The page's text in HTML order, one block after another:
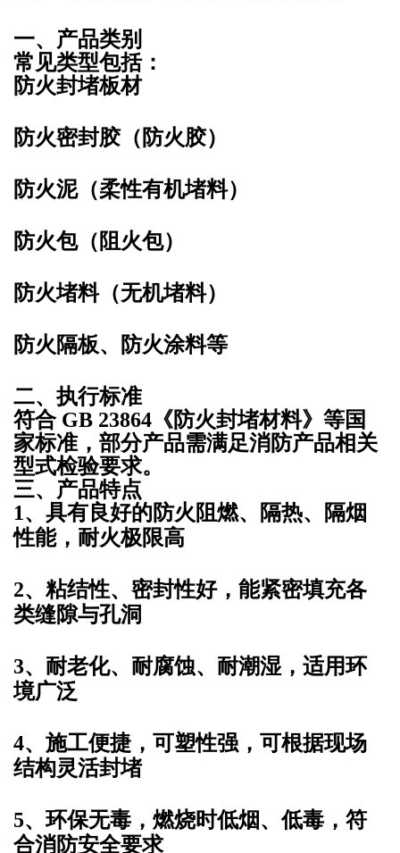
一、产品类别
常见类型包括：
防火封堵板材
防火密封胶（防火胶）
防火泥（柔性有机堵料）
防火包（阻火包）
防火堵料（无机堵料）
防火隔板、防火涂料等
二、执行标准
符合 GB 23864《防火封堵材料》等国
家标准，部分产品需满足消防产品相关
型式检验要求。
三、产品特点
1、具有良好的防火阻燃、隔热、隔烟
性能，耐火极限高
2、粘结性、密封性好，能紧密填充各
类缝隙与孔洞
3、耐老化、耐腐蚀、耐潮湿，适用环
境广泛
4、施工便捷，可塑性强，可根据现场
结构灵活封堵
5、环保无毒，燃烧时低烟、低毒，符
合消防安全要求